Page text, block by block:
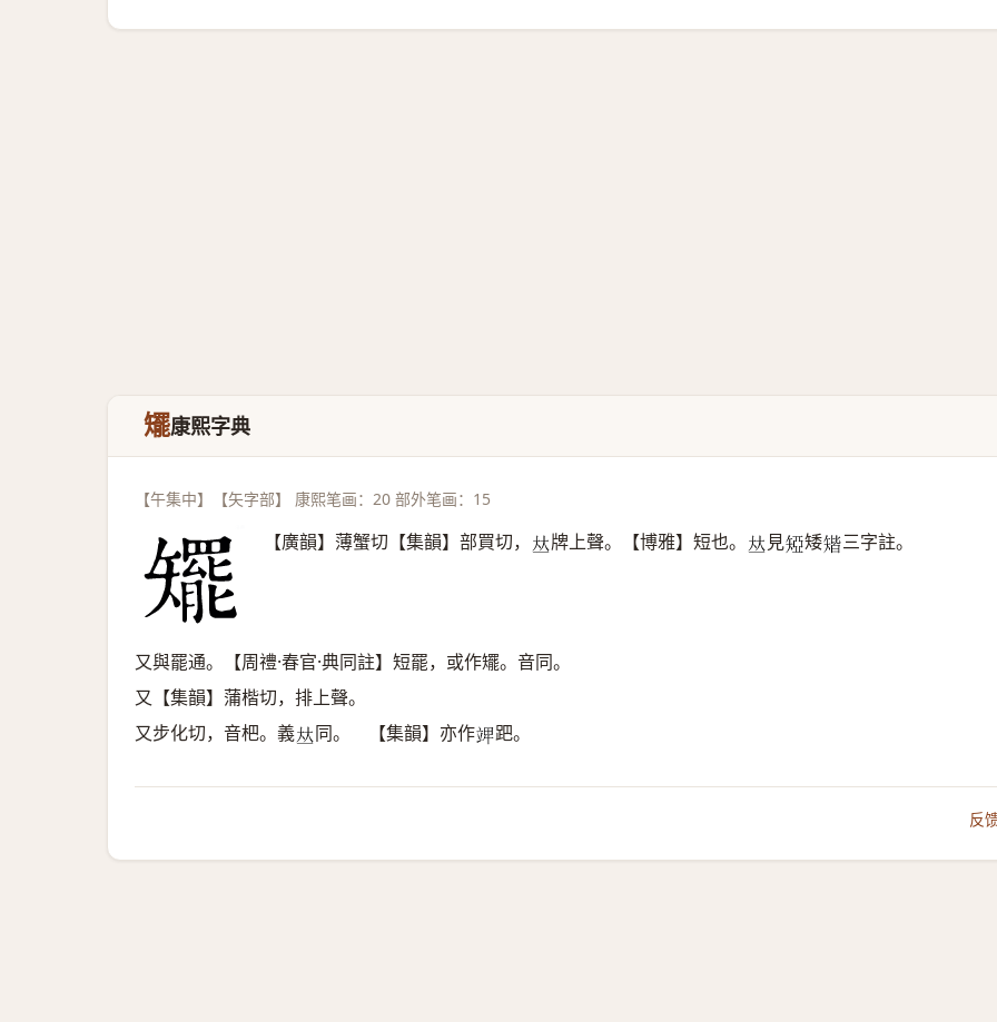
矲康熙字典
【午集中】【矢字部】 康熙笔画：20 部外笔画：15
【廣韻】薄蟹切【集韻】部買切， 𠀤牌上聲。【博雅】短也。 𠀤 見𥏝 矮𥏪 三字註。
又與罷通。【周禮·春官·典同註】短罷，或作矲。音同。
又【集韻】蒲楷切，排上聲。
又步化切，音杷。義𠀤同。 【集韻】亦作𥪎 跁。
反